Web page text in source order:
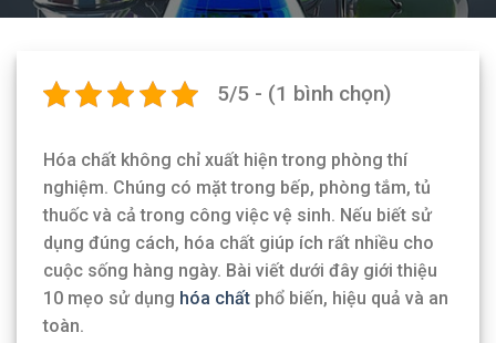
5/5 - (1 bình chọn)
Hóa chất không chỉ xuất hiện trong phòng thí
nghiệm. Chúng có mặt trong bếp, phòng tắm, tủ
thuốc và cả trong công việc vệ sinh. Nếu biết sử
dụng đúng cách, hóa chất giúp ích rất nhiều cho
cuộc sống hàng ngày. Bài viết dưới đây giới thiệu
10 mẹo sử dụng hóa chất phổ biến, hiệu quả và an
toàn.